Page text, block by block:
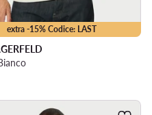
extra -15% Codice: LAST